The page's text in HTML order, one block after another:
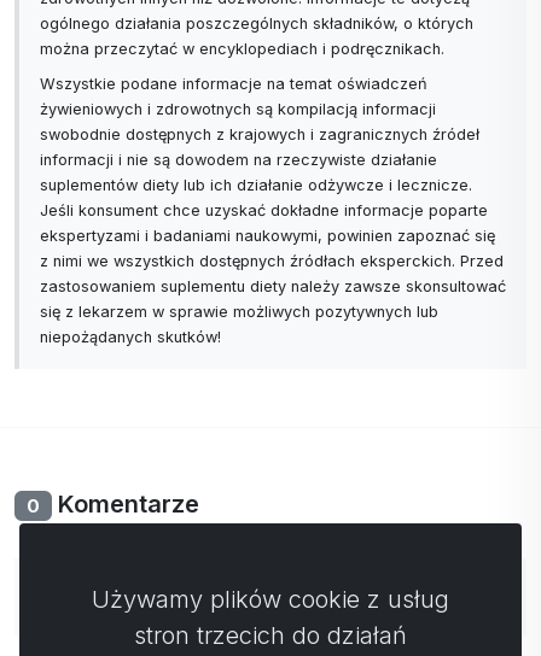
ogólnego działania poszczególnych składników, o których
można przeczytać w encyklopediach i podręcznikach.
Wszystkie podane informacje na temat oświadczeń
żywieniowych i zdrowotnych są kompilacją informacji
swobodnie dostępnych z krajowych i zagranicznych źródeł
informacji i nie są dowodem na rzeczywiste działanie
suplementów diety lub ich działanie odżywcze i lecznicze.
Jeśli konsument chce uzyskać dokładne informacje poparte
ekspertyzami i badaniami naukowymi, powinien zapoznać się
z nimi we wszystkich dostępnych źródłach eksperckich. Przed
zastosowaniem suplementu diety należy zawsze skonsultować
się z lekarzem w sprawie możliwych pozytywnych lub
niepożądanych skutków!
0 Komentarze
Nie ma jeszcze komentarzy. Bądź pierwszy ze swoim
komentarzem.
Używamy plików cookie z usług
stron trzecich do działań